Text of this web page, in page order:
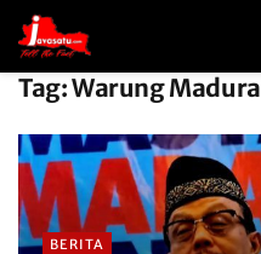
Tag:Warung Madura
BERITA